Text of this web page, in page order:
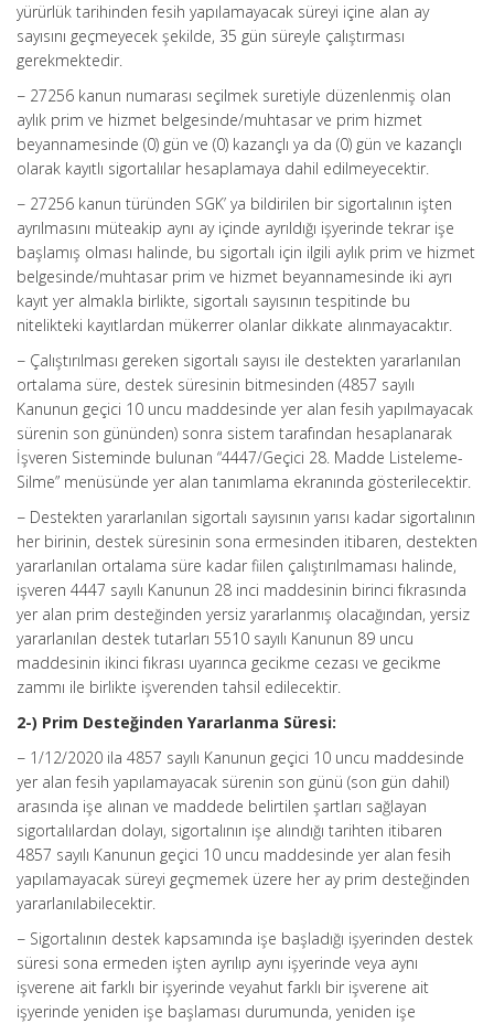
yürürlük tarihinden fesih yapılamayacak süreyi içine alan ay
sayısını geçmeyecek şekilde, 35 gün süreyle çalıştırması
gerekmektedir.
− 27256 kanun numarası seçilmek suretiyle düzenlenmiş olan
aylık prim ve hizmet belgesinde/muhtasar ve prim hizmet
beyannamesinde (0) gün ve (0) kazançlı ya da (0) gün ve kazançlı
olarak kayıtlı sigortalılar hesaplamaya dahil edilmeyecektir.
− 27256 kanun türünden SGK’ ya bildirilen bir sigortalının işten
ayrılmasını müteakip aynı ay içinde ayrıldığı işyerinde tekrar işe
başlamış olması halinde, bu sigortalı için ilgili aylık prim ve hizmet
belgesinde/muhtasar prim ve hizmet beyannamesinde iki ayrı
kayıt yer almakla birlikte, sigortalı sayısının tespitinde bu
nitelikteki kayıtlardan mükerrer olanlar dikkate alınmayacaktır.
− Çalıştırılması gereken sigortalı sayısı ile destekten yararlanılan
ortalama süre, destek süresinin bitmesinden (4857 sayılı
Kanunun geçici 10 uncu maddesinde yer alan fesih yapılmayacak
sürenin son gününden) sonra sistem tarafından hesaplanarak
İşveren Sisteminde bulunan “4447/Geçici 28. Madde Listeleme-
Silme” menüsünde yer alan tanımlama ekranında gösterilecektir.
− Destekten yararlanılan sigortalı sayısının yarısı kadar sigortalının
her birinin, destek süresinin sona ermesinden itibaren, destekten
yararlanılan ortalama süre kadar fiilen çalıştırılmaması halinde,
işveren 4447 sayılı Kanunun 28 inci maddesinin birinci fıkrasında
yer alan prim desteğinden yersiz yararlanmış olacağından, yersiz
yararlanılan destek tutarları 5510 sayılı Kanunun 89 uncu
maddesinin ikinci fıkrası uyarınca gecikme cezası ve gecikme
zammı ile birlikte işverenden tahsil edilecektir.
2-) Prim Desteğinden Yararlanma Süresi:
− 1/12/2020 ila 4857 sayılı Kanunun geçici 10 uncu maddesinde
yer alan fesih yapılamayacak sürenin son günü (son gün dahil)
arasında işe alınan ve maddede belirtilen şartları sağlayan
sigortalılardan dolayı, sigortalının işe alındığı tarihten itibaren
4857 sayılı Kanunun geçici 10 uncu maddesinde yer alan fesih
yapılamayacak süreyi geçmemek üzere her ay prim desteğinden
yararlanılabilecektir.
− Sigortalının destek kapsamında işe başladığı işyerinden destek
süresi sona ermeden işten ayrılıp aynı işyerinde veya aynı
işverene ait farklı bir işyerinde veyahut farklı bir işverene ait
işyerinde yeniden işe başlaması durumunda, yeniden işe